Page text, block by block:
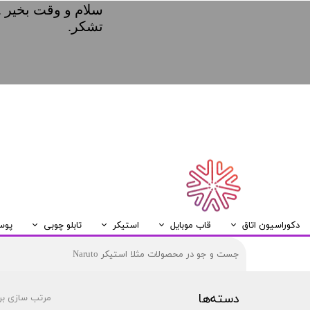
دکوراسیون اتاق قاب موبایل استیکر تابلو چوبی
سلام و وقت بخیر
تشکر.
دسته‌ها مرتب سازی